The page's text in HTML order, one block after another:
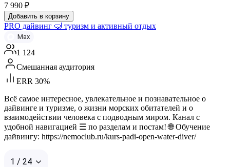
7 990 ₽
Добавить в корзину
PRO дайвинг 🤿 туризм и активный отдых
Max
1 124
Смешанная аудитория
ERR 30%
Всё самое интересное, увлекательное и познавательное о
дайвинге и туризме, о жизни морских обитателей и о
взаимодействии человека с подводным миром. Канал с
удобной навигацией ☰ по разделам и постам! 🌐 Обучение
дайвингу: https://nemoclub.ru/kurs-padi-open-water-diver/
1 / 24